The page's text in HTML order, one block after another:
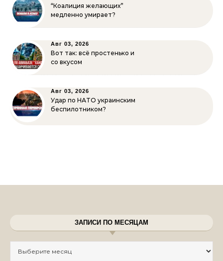
“Коалиция желающих”
медленно умирает?
Авг 03, 2026
Вот так: всё простенько и
со вкусом
Авг 03, 2026
Удар по НАТО украинским
беспилотником?
ЗАПИСИ ПО МЕСЯЦАМ